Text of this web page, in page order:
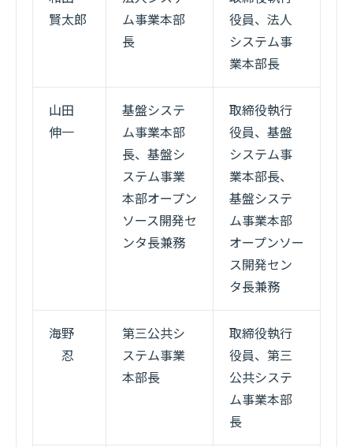
賢太郎
ム事業本部
長
役員、法人
システム事
業本部長
山田
伸一
基盤システ
ム事業本部
長、基盤シ
ステム事業
本部オープン
ソース開発セ
ンタ長兼務
取締役執行
役員、基盤
システム事
業本部長、
基盤システ
ム事業本部
オープンソー
ス開発セン
タ長兼務
海野
忍
第三公共シ
ステム事業
本部長
取締役執行
役員、第三
公共システ
ム事業本部
長